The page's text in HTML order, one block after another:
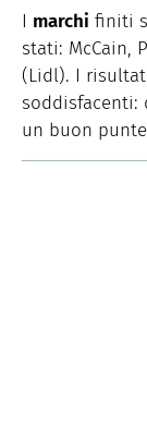
I marchi finiti
stati: McCain,
(Lidl). I
un buon